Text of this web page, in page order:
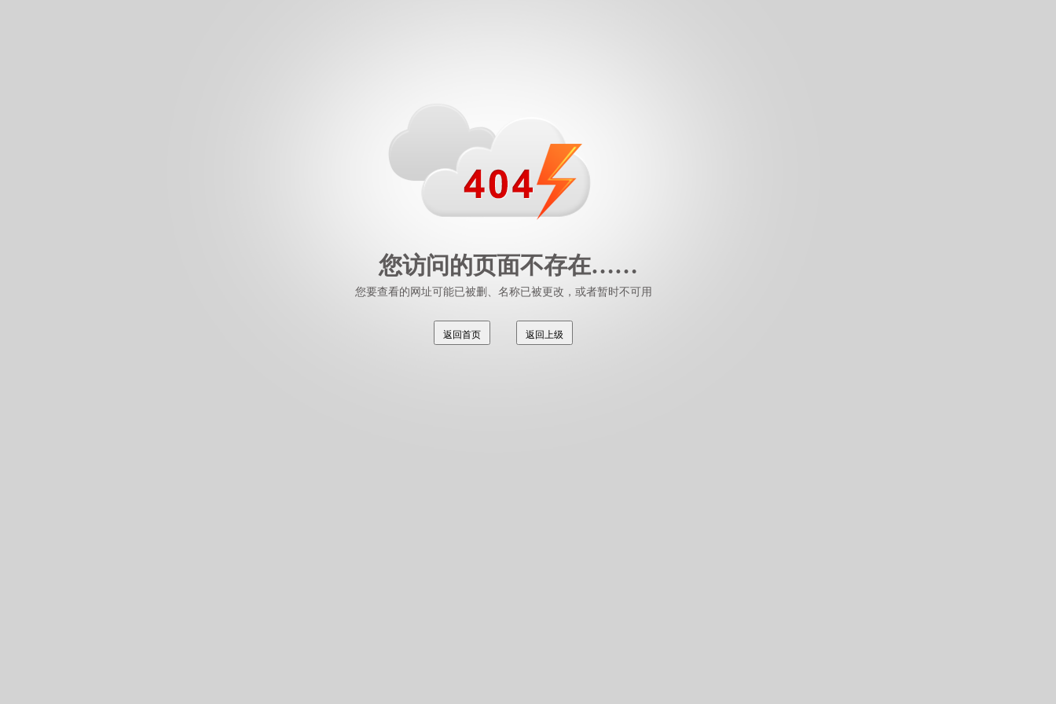
您访问的页面不存在……
您要查看的网址可能已被删、名称已被更改，或者暂时不可用
返回首页 返回上级